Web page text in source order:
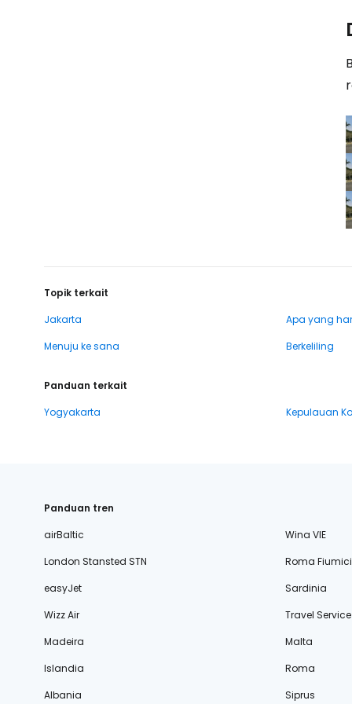
Topik terkait
Jakarta
Apa yang
Menuju ke sana
Berkeliling
Panduan terkait
Yogyakarta
Kepulauan
Panduan tren
airBaltic
Wina VIE
London Stansted STN
Roma
easyJet
Sardinia
Wizz Air
Travel Service
Madeira
Malta
Islandia
Roma
Albania
Siprus